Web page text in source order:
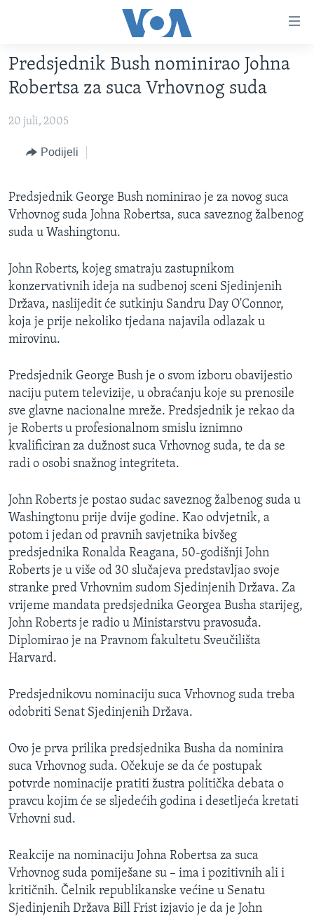
glavni
sadržaj
na
navigaciju
na
pretragu
TV PROGRAM
FOTOGRAFIJE DANA
VIJESTI
BOSNA I HERCEGOVINA
SVIJET
SPECIJALNI PROJEKTI
KORUPCIJA
ŽENSKA STRANA
IZBJEGLIČKA STRANA
MAGAZIN
Learning English
PRATITE NAS
Jezici
Predsjednik Bush nominirao Johna
Robertsa za suca Vrhovnog suda
20 juli, 2005
Podijeli
Predsjednik George Bush nominirao je za novog suca
Vrhovnog suda Johna Robertsa, suca saveznog žalbenog
suda u Washingtonu.
John Roberts, kojeg smatraju zastupnikom
konzervativnih ideja na sudbenoj sceni Sjedinjenih
Država, naslijedit će sutkinju Sandru Day O'Connor,
koja je prije nekoliko tjedana najavila odlazak u
mirovinu.
Predsjednik George Bush je o svom izboru obavijestio
naciju putem televizije, u obraćanju koje su prenosile
sve glavne nacionalne mreže. Predsjednik je rekao da
je Roberts u profesionalnom smislu iznimno
kvalificiran za dužnost suca Vrhovnog suda, te da se
radi o osobi snažnog integriteta.
John Roberts je postao sudac saveznog žalbenog suda u
Washingtonu prije dvije godine. Kao odvjetnik, a
potom i jedan od pravnih savjetnika bivšeg
predsjednika Ronalda Reagana, 50-godišnji John
Roberts je u više od 30 slučajeva predstavljao svoje
stranke pred Vrhovnim sudom Sjedinjenih Država. Za
vrijeme mandata predsjednika Georgea Busha starijeg,
John Roberts je radio u Ministarstvu pravosuđa.
Diplomirao je na Pravnom fakultetu Sveučilišta
Harvard.
Predsjednikovu nominaciju suca Vrhovnog suda treba
odobriti Senat Sjedinjenih Država.
Ovo je prva prilika predsjednika Busha da nominira
suca Vrhovnog suda. Očekuje se da će postupak
potvrde nominacije pratiti žustra politička debata o
pravcu kojim će se sljedećih godina i desetljeća kretati
Vrhovni sud.
Reakcije na nominaciju Johna Robertsa za suca
Vrhovnog suda pomiješane su – ima i pozitivnih ali i
kritičnih. Čelnik republikanske većine u Senatu
Sjedinjenih Država Bill Frist izjavio je da je John